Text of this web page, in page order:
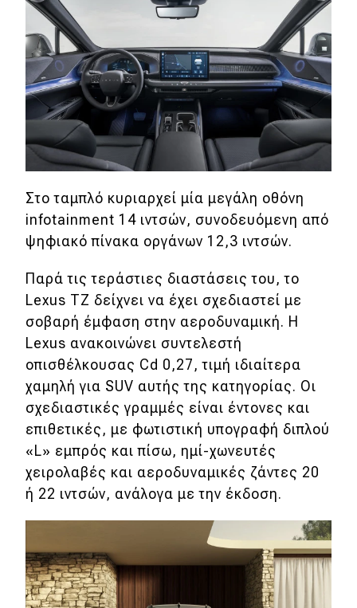
Στο ταμπλό κυριαρχεί μία μεγάλη οθόνη
infotainment 14 ιντσών, συνοδευόμενη από
ψηφιακό πίνακα οργάνων 12,3 ιντσών.
Παρά τις τεράστιες διαστάσεις του, το
Lexus TZ δείχνει να έχει σχεδιαστεί με
σοβαρή έμφαση στην αεροδυναμική. Η
Lexus ανακοινώνει συντελεστή
οπισθέλκουσας Cd 0,27, τιμή ιδιαίτερα
χαμηλή για SUV αυτής της κατηγορίας. Οι
σχεδιαστικές γραμμές είναι έντονες και
επιθετικές, με φωτιστική υπογραφή διπλού
«L» εμπρός και πίσω, ημί-χωνευτές
χειρολαβές και αεροδυναμικές ζάντες 20
ή 22 ιντσών, ανάλογα με την έκδοση.